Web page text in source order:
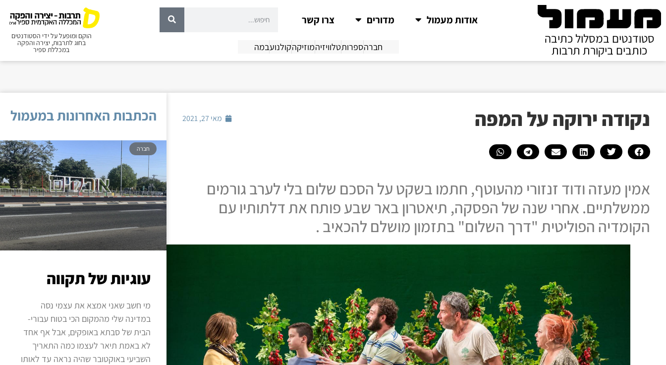
סטודנטים במסלול כתיבה
כותבים ביקורת תרבות
אודות מעמול מדורים צרו קשר
חברהספרותטלוויזיהמוזיקהקולנועבמה
הוקם ומופעל על ידי הסטודנטים
בחוג לתרבות, יצירה והפקה
במכללת ספיר
נקודה ירוקה על המפה מאי 27, 2021
אמין מעזה ודוד זנזורי מהעוטף, חתמו בשקט על הסכם שלום בלי לערב גורמים
ממשלתיים. אחרי שנה של הפסקה, תיאטרון באר שבע פותח את דלתותיו עם
הקומדיה הפוליטית "דרך השלום" בתזמון מושלם להכאיב .
הכתבות האחרונות במעמול
חברה
עוגיות של תקווה
מי חשב שאני אמצא את עצמי נסה
במדינה שלי מהמקום הכי בטוח עבורי-
הבית של סבתא באופקים, אבל אף אחד
לא באמת תיאר לעצמו כמה התאריך
השביעי באוקטובר שהיה נראה עד לאותו